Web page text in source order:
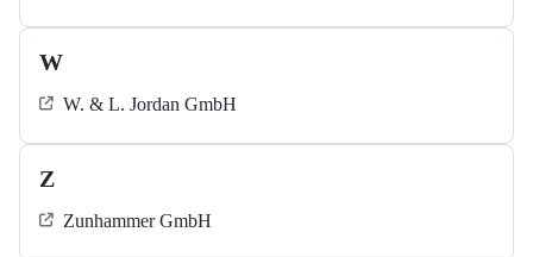
W
W. & L. Jordan GmbH
Z
Zunhammer GmbH